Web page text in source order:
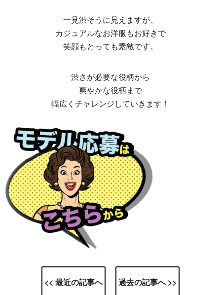
一見渋そうに見えますが、
カジュアルなお洋服もお好きで
笑顔もとっても素敵です。
渋さが必要な役柄から
爽やかな役柄まで
幅広くチャレンジしていきます！
<< 最近の記事へ 過去の記事へ >>